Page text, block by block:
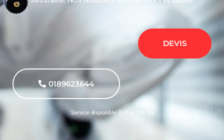
DEVIS
0189623644
Service disponible 7j/7 et 24h/24